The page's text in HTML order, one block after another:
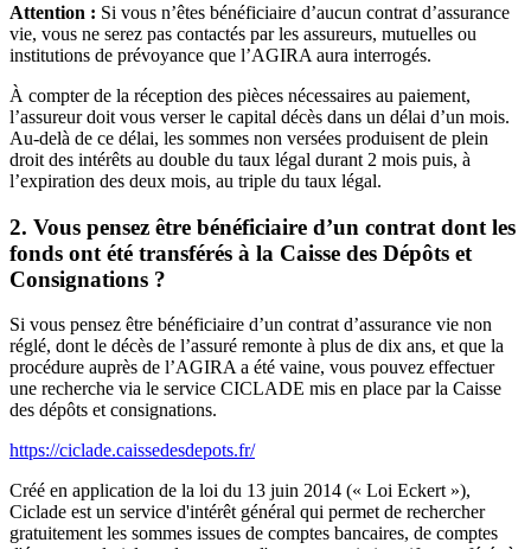
Attention : Si vous n’êtes bénéficiaire d’aucun contrat d’assurance
vie, vous ne serez pas contactés par les assureurs, mutuelles ou
institutions de prévoyance que l’AGIRA aura interrogés.
À compter de la réception des pièces nécessaires au paiement,
l’assureur doit vous verser le capital décès dans un délai d’un mois.
Au-delà de ce délai, les sommes non versées produisent de plein
droit des intérêts au double du taux légal durant 2 mois puis, à
l’expiration des deux mois, au triple du taux légal.
2. Vous pensez être bénéficiaire d’un contrat dont les
fonds ont été transférés à la Caisse des Dépôts et
Consignations ?
Si vous pensez être bénéficiaire d’un contrat d’assurance vie non
réglé, dont le décès de l’assuré remonte à plus de dix ans, et que la
procédure auprès de l’AGIRA a été vaine, vous pouvez effectuer
une recherche via le service CICLADE mis en place par la Caisse
des dépôts et consignations.
https://ciclade.caissedesdepots.fr/
Créé en application de la loi du 13 juin 2014 (« Loi Eckert »),
Ciclade est un service d'intérêt général qui permet de rechercher
gratuitement les sommes issues de comptes bancaires, de comptes